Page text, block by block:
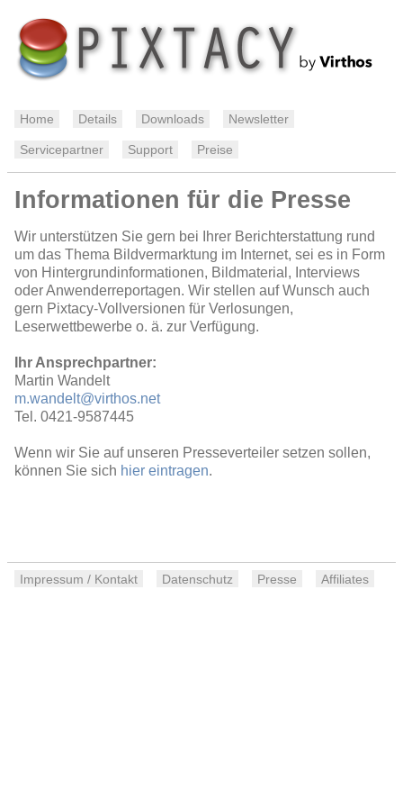
Home Details Downloads Newsletter
Servicepartner Support Preise
Informationen für die Presse
Wir unterstützen Sie gern bei Ihrer Berichterstattung rund
um das Thema Bildvermarktung im Internet, sei es in Form
von Hintergrundinformationen, Bildmaterial, Interviews
oder Anwenderreportagen. Wir stellen auf Wunsch auch
gern Pixtacy-Vollversionen für Verlosungen,
Leserwettbewerbe o. ä. zur Verfügung.
Ihr Ansprechpartner:
Martin Wandelt
m.wandelt@virthos.net
Tel. 0421-9587445
Wenn wir Sie auf unseren Presseverteiler setzen sollen,
können Sie sich hier eintragen.
Impressum / Kontakt Datenschutz Presse Affiliates